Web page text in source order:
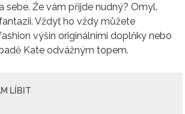
sebe. Že vám přijde nudný? Omyl.
Vždyť ho vždy můžete
výšin originálními doplňky nebo
Kate odvážným topem.
LÍBIT